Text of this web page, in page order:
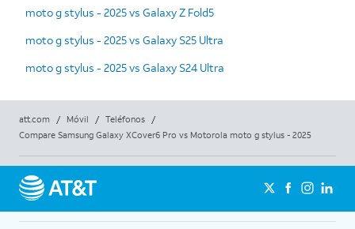
moto g stylus - 2025 vs Galaxy Z Fold5
moto g stylus - 2025 vs Galaxy S25 Ultra
moto g stylus - 2025 vs Galaxy S24 Ultra
att.com / Móvil / Teléfonos
/
Compare Samsung Galaxy XCover6 Pro vs Motorola moto g stylus - 2025